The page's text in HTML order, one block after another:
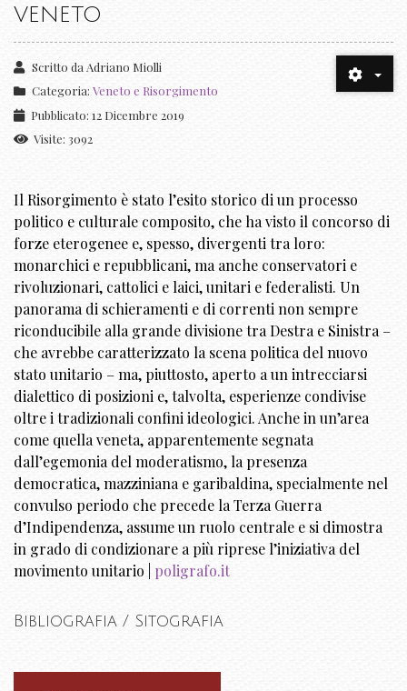
VENETO
Scritto da Adriano Miolli
Categoria: Veneto e Risorgimento
Pubblicato: 12 Dicembre 2019
Visite: 3092
Il Risorgimento è stato l’esito storico di un processo
politico e culturale composito, che ha visto il concorso di
forze eterogenee e, spesso, divergenti tra loro:
monarchici e repubblicani, ma anche conservatori e
rivoluzionari, cattolici e laici, unitari e federalisti. Un
panorama di schieramenti e di correnti non sempre
riconducibile alla grande divisione tra Destra e Sinistra –
che avrebbe caratterizzato la scena politica del nuovo
stato unitario – ma, piuttosto, aperto a un intrecciarsi
dialettico di posizioni e, talvolta, esperienze condivise
oltre i tradizionali confini ideologici. Anche in un’area
come quella veneta, apparentemente segnata
dall’egemonia del moderatismo, la presenza
democratica, mazziniana e garibaldina, specialmente nel
convulso periodo che precede la Terza Guerra
d’Indipendenza, assume un ruolo centrale e si dimostra
in grado di condizionare a più riprese l’iniziativa del
movimento unitario | poligrafo.it
Bibliografia / Sitografia